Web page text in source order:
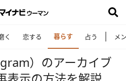
く 恋する 暮らす 占う メ
）のアーカイブ